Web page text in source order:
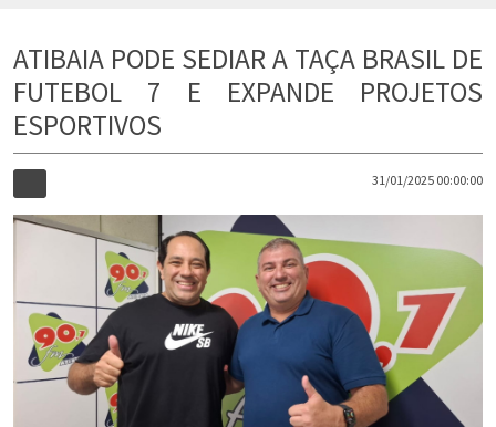
ATIBAIA PODE SEDIAR A TAÇA BRASIL DE
FUTEBOL 7 E EXPANDE PROJETOS
ESPORTIVOS
31/01/2025 00:00:00